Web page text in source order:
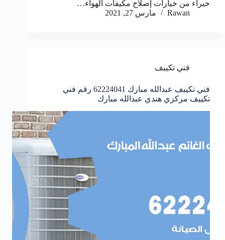
خبراء من خيارات إصلاح مكيفات الهواء…
Rawan
مارس 27, 2021
فني تكييف
فني تكييف عبدالله مبارك 62224041 رقم فني
تكييف مركزي هندي عبدالله مبارك